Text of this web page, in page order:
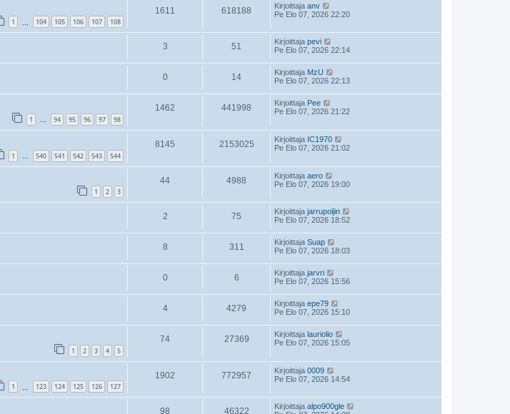
1 104 105 106 107 108
1611 618188 Kirjoittaja anv
Pe Elo 07, 2026 22:20
3 51 Kirjoittaja pevi
Pe Elo 07, 2026 22:14
0 14 Kirjoittaja MzU
Pe Elo 07, 2026 22:13
1 … 94 95 96 97 98
1462 441998 Kirjoittaja Pee
Pe Elo 07, 2026 21:22
1 … 540 541 542 543 544
8145 2153025 Kirjoittaja IC1970
Pe Elo 07, 2026 21:02
1 2 3
44 4988 Kirjoittaja aero
Pe Elo 07, 2026 19:00
2 75 Kirjoittaja jarrupoljin
Pe Elo 07, 2026 18:52
8 311 Kirjoittaja Suap
Pe Elo 07, 2026 18:03
0 6 Kirjoittaja jarvri
Pe Elo 07, 2026 15:56
4 4279 Kirjoittaja epe79
Pe Elo 07, 2026 15:10
1 2 3 4 5
74 27369 Kirjoittaja lauriolio
Pe Elo 07, 2026 15:05
1 123 124 125 126 127
1902 772957 Kirjoittaja 0009
Pe Elo 07, 2026 14:54
98 46322 Kirjoittaja alpo900gle